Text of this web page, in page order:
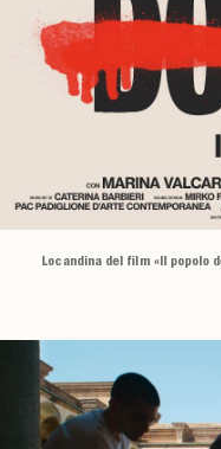
Locandina del film «Il popolo